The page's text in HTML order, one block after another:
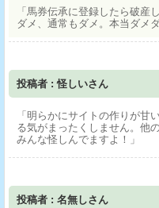
「馬券伝承に登録したら破産
ダメ、通常もダメ。本当ダメ
投稿者 : 怪しいさん
「明らかにサイトの作りが甘
る気がまったくしません。他
みんな怪しんでますよ！」
投稿者 : 名無しさん